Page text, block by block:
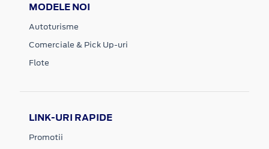
MODELE NOI
Autoturisme
Comerciale & Pick Up-uri
Flote
LINK-URI RAPIDE
Promotii